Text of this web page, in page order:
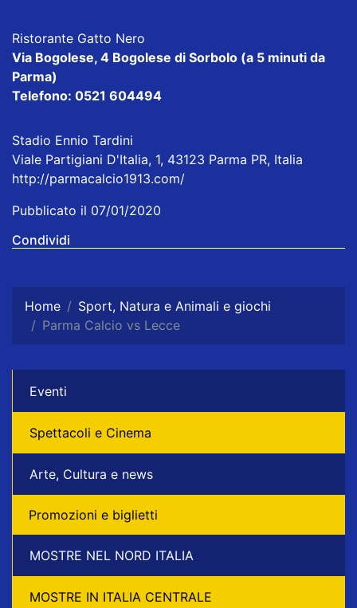
Ristorante Gatto Nero
Via Bogolese, 4 Bogolese di Sorbolo (a 5 minuti da
Parma)
Telefono: 0521 604494
Stadio Ennio Tardini
Viale Partigiani D'Italia, 1, 43123 Parma PR, Italia
http://parmacalcio1913.com/
Pubblicato il 07/01/2020
Condividi
Home
Sport, Natura e Animali e giochi
Parma Calcio vs Lecce
Eventi
Spettacoli e Cinema
Arte, Cultura e news
Promozioni e biglietti
MOSTRE NEL NORD ITALIA
MOSTRE IN ITALIA CENTRALE